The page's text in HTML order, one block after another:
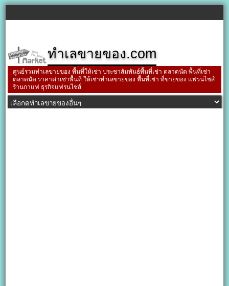
ทำเลขายของ.com
ศูนย์รวมทำเลขายของ พื้นที่ให้เช่า ประชาสัมพันธ์พื้นที่เช่า ตลาดนัด พื้นที่เช่า
ตลาดนัด ราคาค่าเช่าพื้นที่ ให้เช่าทำเลขายของ พื้นที่เช่า ที่ขายของ แฟรนไชส์
ร้านกาแฟ ธุรกิจแฟรนไชส์